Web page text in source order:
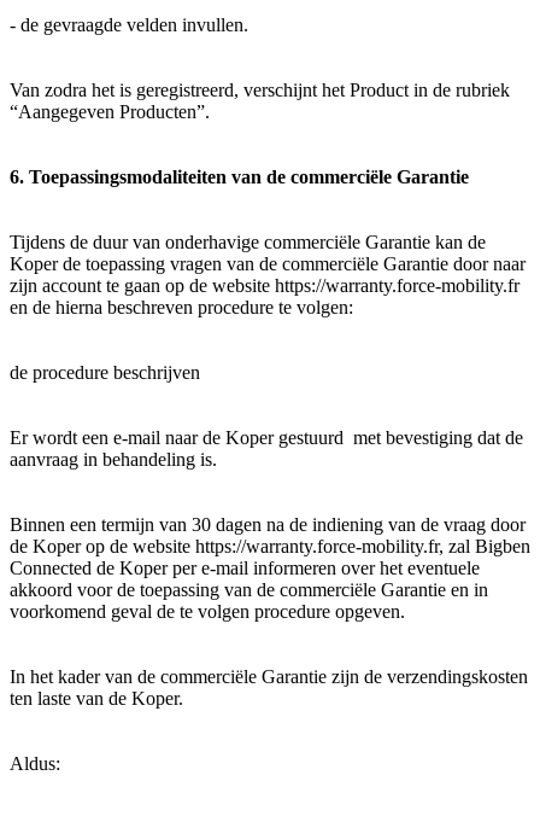
- de gevraagde velden invullen.
Van zodra het is geregistreerd, verschijnt het Product in de rubriek
“Aangegeven Producten”.
6. Toepassingsmodaliteiten van de commerciële Garantie
Tijdens de duur van onderhavige commerciële Garantie kan de
Koper de toepassing vragen van de commerciële Garantie door naar
zijn account te gaan op de website https://warranty.force-mobility.fr
en de hierna beschreven procedure te volgen:
de procedure beschrijven
Er wordt een e-mail naar de Koper gestuurd met bevestiging dat de
aanvraag in behandeling is.
Binnen een termijn van 30 dagen na de indiening van de vraag door
de Koper op de website https://warranty.force-mobility.fr, zal Bigben
Connected de Koper per e-mail informeren over het eventuele
akkoord voor de toepassing van de commerciële Garantie en in
voorkomend geval de te volgen procedure opgeven.
In het kader van de commerciële Garantie zijn de verzendingskosten
ten laste van de Koper.
Aldus: